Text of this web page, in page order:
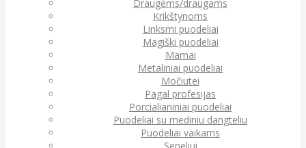
Draugėms/draugams
Krikštynoms
Linksmi puodeliai
Magiški puodeliai
Mamai
Metaliniai puodeliai
Močiutei
Pagal profesijas
Porcialianiniai puodeliai
Puodeliai su mediniu dangteliu
Puodeliai vaikams
Seneliui